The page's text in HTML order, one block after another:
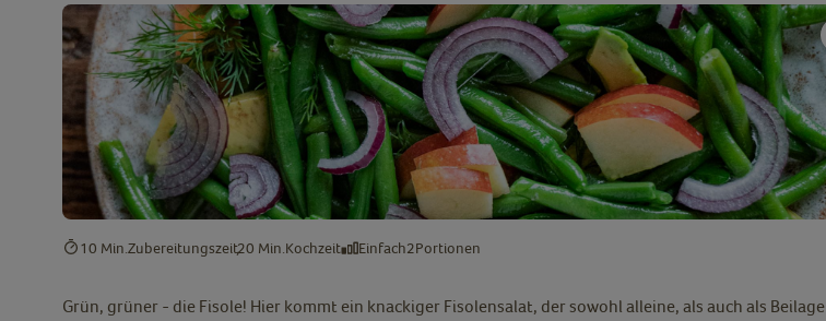
10 Min. Zubereitungszeit20 Min. Kochzeit Einfach2Portionen
Grün, grüner - die Fisole! Hier kommt ein knackiger Fisolensalat, der sowohl alleine, als auch als Beilage